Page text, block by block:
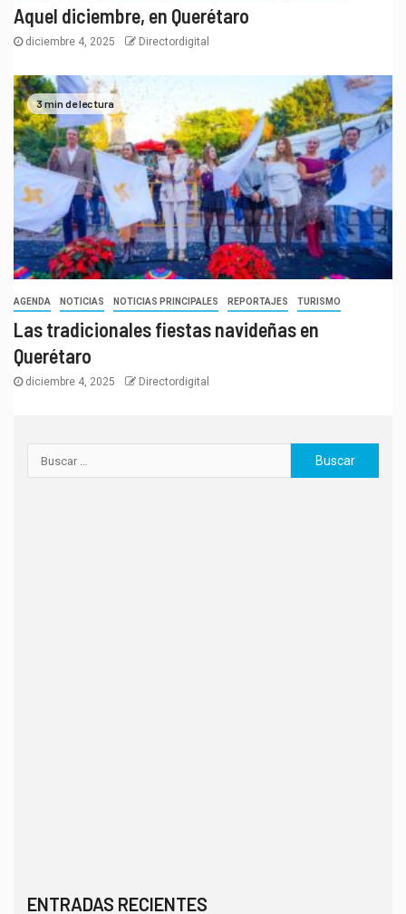
Aquel diciembre, en Querétaro
diciembre 4, 2025 Directordigital
3 min de lectura
AGENDA NOTICIAS NOTICIAS PRINCIPALES REPORTAJES TURISMO
Las tradicionales fiestas navideñas en
Querétaro
diciembre 4, 2025 Directordigital
ENTRADAS RECIENTES